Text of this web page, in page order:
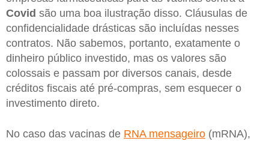
Covid são uma boa ilustração disso. Cláusulas de
confidencialidade drásticas são incluídas nesses
contratos. Não sabemos, portanto, exatamente o
dinheiro público investido, mas os valores são
colossais e passam por diversos canais, desde
créditos fiscais até pré-compras, sem esquecer o
investimento direto.
No caso das vacinas de RNA mensageiro (mRNA),